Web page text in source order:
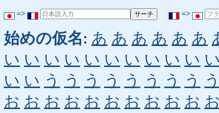
=> =>
始めの仮名: あ あ あ あ あ あ
い い い い い い い い い い
い い う う う う う う う う
お お お お お お お お お お